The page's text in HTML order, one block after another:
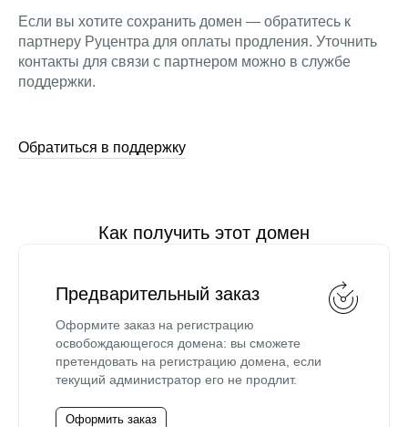
Если вы хотите сохранить домен — обратитесь к
партнеру Руцентра для оплаты продления. Уточнить
контакты для связи с партнером можно в службе
поддержки.
Обратиться в поддержку
Как получить этот домен
Предварительный заказ
Оформите заказ на регистрацию
освобождающегося домена: вы сможете
претендовать на регистрацию домена, если
текущий администратор его не продлит.
Оформить заказ